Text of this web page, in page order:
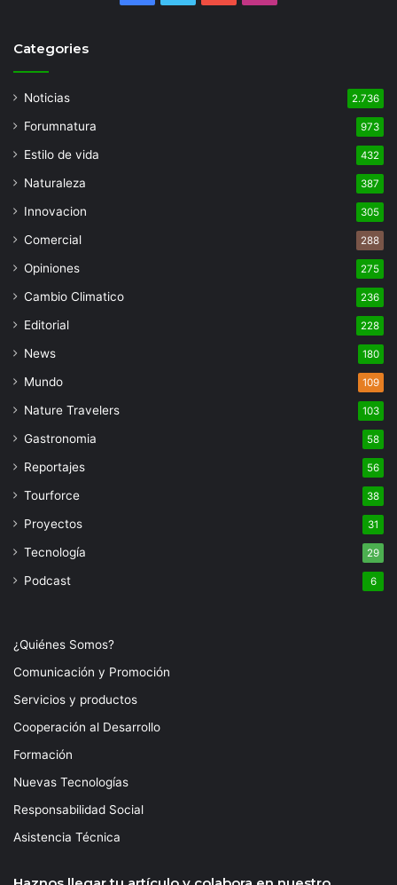
Categories
Noticias 2.736
Forumnatura 973
Estilo de vida 432
Naturaleza 387
Innovacion 305
Comercial 288
Opiniones 275
Cambio Climatico 236
Editorial 228
News 180
Mundo 109
Nature Travelers 103
Gastronomia 58
Reportajes 56
Tourforce 38
Proyectos 31
Tecnología 29
Podcast 6
¿Quiénes Somos?
Comunicación y Promoción
Servicios y productos
Cooperación al Desarrollo
Formación
Nuevas Tecnologías
Responsabilidad Social
Asistencia Técnica